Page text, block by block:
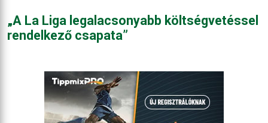
„A La Liga legalacsonyabb költségvetéssel
rendelkező csapata”